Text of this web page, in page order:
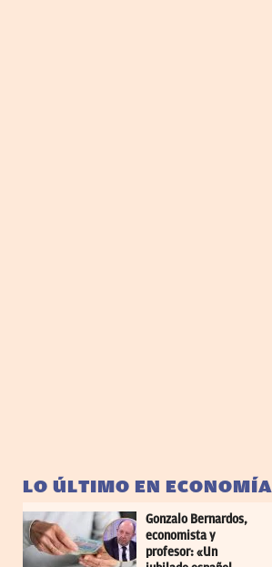
LO ÚLTIMO EN ECONOMÍA
Gonzalo Bernardos,
economista y
profesor: «Un